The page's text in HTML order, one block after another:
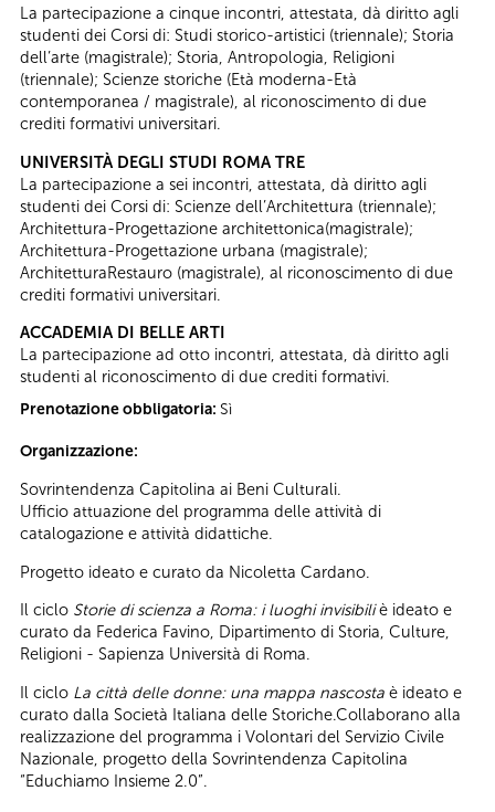
La partecipazione a cinque incontri, attestata, dà diritto agli
studenti dei Corsi di: Studi storico-artistici (triennale); Storia
dell’arte (magistrale); Storia, Antropologia, Religioni
(triennale); Scienze storiche (Età moderna-Età
contemporanea / magistrale), al riconoscimento di due
crediti formativi universitari.
UNIVERSITÀ DEGLI STUDI ROMA TRE
La partecipazione a sei incontri, attestata, dà diritto agli
studenti dei Corsi di: Scienze dell’Architettura (triennale);
Architettura-Progettazione architettonica(magistrale);
Architettura-Progettazione urbana (magistrale);
ArchitetturaRestauro (magistrale), al riconoscimento di due
crediti formativi universitari.
ACCADEMIA DI BELLE ARTI
La partecipazione ad otto incontri, attestata, dà diritto agli
studenti al riconoscimento di due crediti formativi.
Prenotazione obbligatoria: Sì
Organizzazione:
Sovrintendenza Capitolina ai Beni Culturali.
Ufficio attuazione del programma delle attività di
catalogazione e attività didattiche.
Progetto ideato e curato da Nicoletta Cardano.
Il ciclo Storie di scienza a Roma: i luoghi invisibiliè ideato e
curato da Federica Favino, Dipartimento di Storia, Culture,
Religioni - Sapienza Università di Roma.
Il ciclo La città delle donne: una mappa nascosta è ideato e
curato dalla Società Italiana delle Storiche.Collaborano alla
realizzazione del programma i Volontari del Servizio Civile
Nazionale, progetto della Sovrintendenza Capitolina
“Educhiamo Insieme 2.0”.